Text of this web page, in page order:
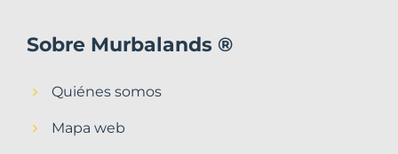
Sobre Murbalands ®
Quiénes somos
Mapa web